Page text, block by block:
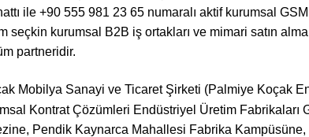
ile +90 555 981 23 65 numaralı aktif kurumsal
seçkin kurumsal B2B iş ortakları ve mimari satın
partneridir.
Mobilya Sanayi ve Ticaret Şirketi (Palmiye Koçak
Kontrat Çözümleri Endüstriyel Üretim Fabrikaları
Pendik Kaynarca Mahallesi Fabrika Kampüsüne,